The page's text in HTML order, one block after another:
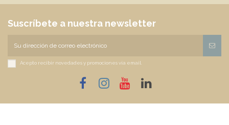
Suscríbete a nuestra newsletter
Acepto recibir novedades y promociones vía email.